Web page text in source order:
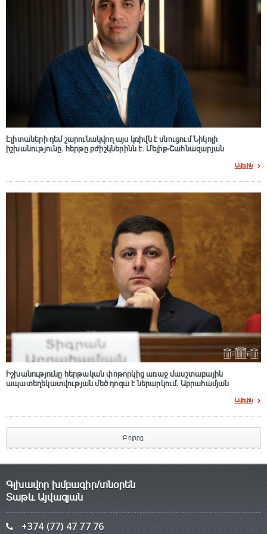
Էլիտաների դեմ շարունակվող այս կռիվն է սնուցում Նիկոլի
իշխանությունը. հերթը բժիշկներինն է. Մելիք-Շահնազարյան
Ավելին
Իշխանությունը հերթական փոթորկից առաջ մասշտաբային
ապատեղեկատվության մեծ դnզա է ներարկում․ Աբրահամյան
Ավելին
Բոլորը
Գլխավոր խմբագիր/տնօրեն
Տաթև Այվազյան
+374 (77) 47 77 76